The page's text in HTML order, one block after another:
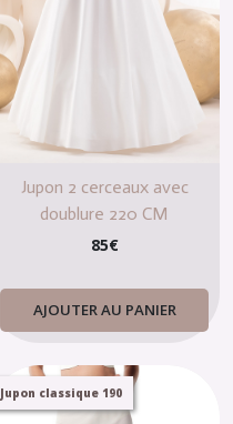
Jupon 2 cerceaux avec
doublure 220 CM
85€
AJOUTER AU PANIER
Jupon classique 190